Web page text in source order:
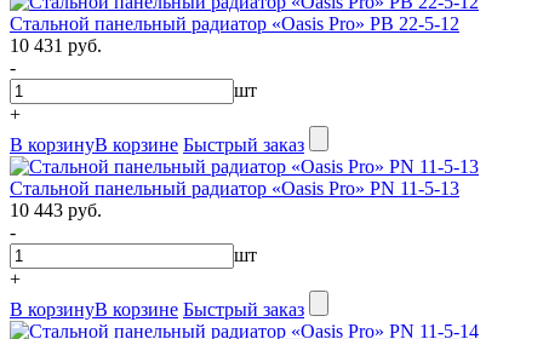
Стальной панельный радиатор «Oasis Pro» PB 22-5-12
10 431 руб.
-
шт
+
В корзинуВ корзине Быстрый заказ
Стальной панельный радиатор «Oasis Pro» PN 11-5-13
10 443 руб.
-
шт
+
В корзинуВ корзине Быстрый заказ